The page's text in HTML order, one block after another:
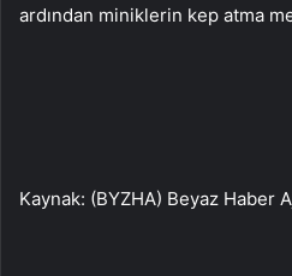
ardından miniklerin kep atma
Kaynak: (BYZHA) Beyaz Haber